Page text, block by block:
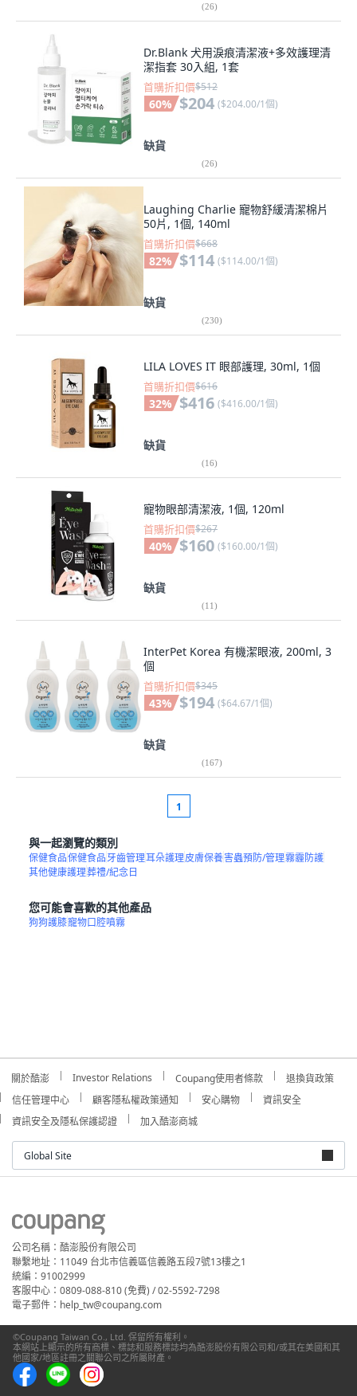
(26)
Dr.Blank 犬用淚痕清潔液+多效護理清
潔指套 30入組, 1套
首購折扣價$512
60% $204 ($204.00/1個)
缺貨
(26)
Laughing Charlie 寵物舒緩清潔棉片
50片, 1個, 140ml
首購折扣價$668
82% $114 ($114.00/1個)
缺貨
(230)
LILA LOVES IT 眼部護理, 30ml, 1個
首購折扣價$616
32% $416 ($416.00/1個)
缺貨
(16)
寵物眼部清潔液, 1個, 120ml
首購折扣價$267
40% $160 ($160.00/1個)
缺貨
(11)
InterPet Korea 有機潔眼液, 200ml, 3
個
首購折扣價$345
43% $194 ($64.67/1個)
缺貨
(167)
1
與一起瀏覽的類別
保健食品保健食品牙齒管理耳朵護理皮膚保養害蟲預防/管理霧霾防護
其他健康護理葬禮/紀念日
您可能會喜歡的其他產品
狗狗護膝寵物口腔噴霧
關於酷澎 Investor Relations Coupang使用者條款
退換貨政策
信任管理中心
顧客隱私權政策通知 安心購物
資訊安全
資訊安全及隱私保護認證
加入酷澎商城
Global Site
公司名稱：酷澎股份有限公司
聯繫地址：11049 台北市信義區信義路五段7號13樓之1
統編：91002999
客服中心：0809-088-810 (免費) / 02-5592-7298
電子郵件：help_tw@coupang.com
©Coupang Taiwan Co., Ltd. 保留所有權利。
本網站上顯示的所有商標、標誌和服務標誌均為酷澎股份有限公司和/或其在美國和其
他國家/地區註冊之關聯公司之所屬財產。